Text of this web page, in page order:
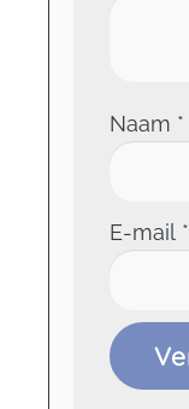
Naam *
E-mail *